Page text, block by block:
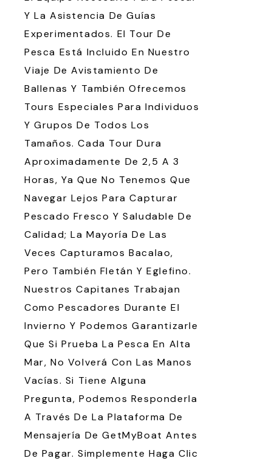
Y La Asistencia De Guías
Experimentados. El Tour De
Pesca Está Incluido En Nuestro
Viaje De Avistamiento De
Ballenas Y También Ofrecemos
Tours Especiales Para Individuos
Y Grupos De Todos Los
Tamaños. Cada Tour Dura
Aproximadamente De 2,5 A 3
Horas, Ya Que No Tenemos Que
Navegar Lejos Para Capturar
Pescado Fresco Y Saludable De
Calidad; La Mayoría De Las
Veces Capturamos Bacalao,
Pero También Fletán Y Eglefino.
Nuestros Capitanes Trabajan
Como Pescadores Durante El
Invierno Y Podemos Garantizarle
Que Si Prueba La Pesca En Alta
Mar, No Volverá Con Las Manos
Vacías. Si Tiene Alguna
Pregunta, Podemos Responderla
A Través De La Plataforma De
Mensajería De GetMyBoat Antes
De Pagar. Simplemente Haga Clic